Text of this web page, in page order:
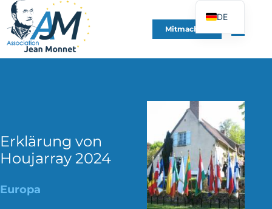
Mitmachen
Erklärung von
Houjarray 2024
Europa
DE
FR
EN
PT
PL
UK